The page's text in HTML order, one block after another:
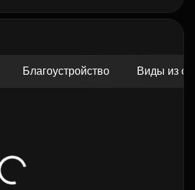
Благоустройство Виды из